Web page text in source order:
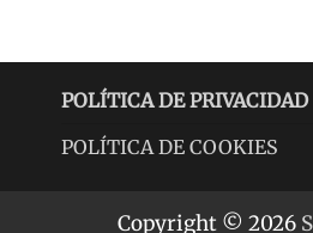
POLÍTICA DE PRIVACIDAD
POLÍTICA DE COOKIES
Copyright © 2026